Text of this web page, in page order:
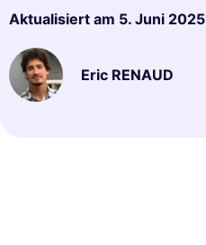
Aktualisiert am 5. Juni 2025
Eric RENAUD